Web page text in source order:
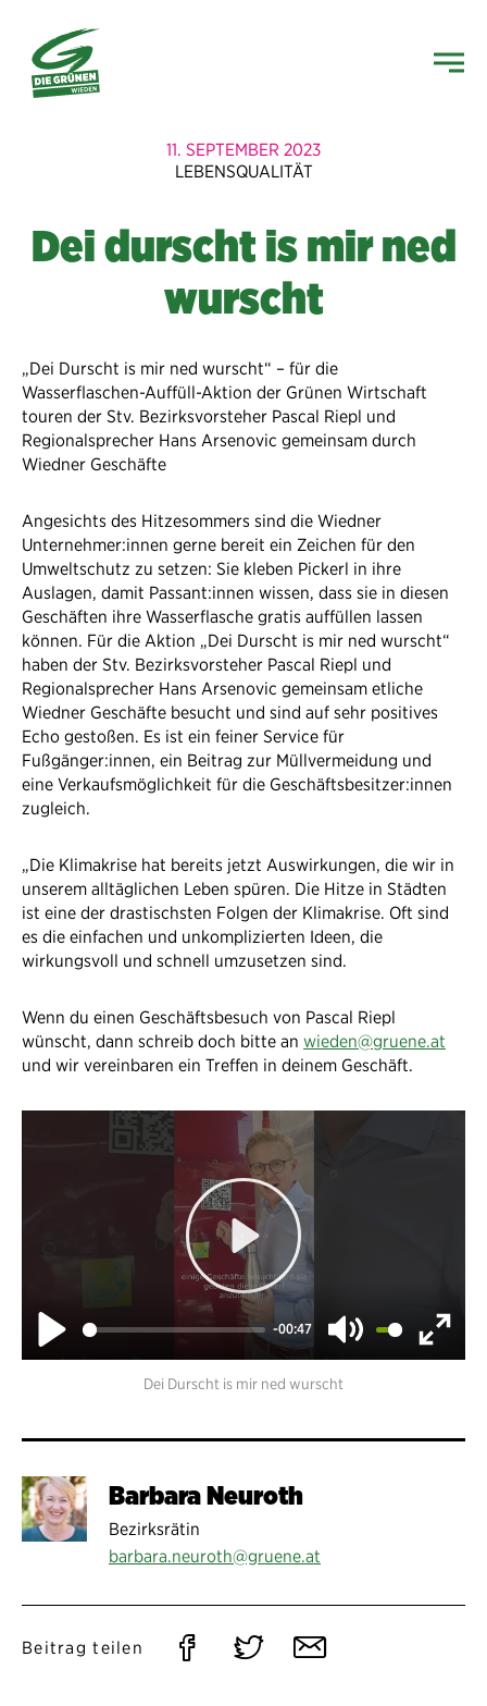
11. SEPTEMBER 2023
LEBENSQUALITÄT
Dei durscht is mir ned
wurscht
„Dei Durscht is mir ned wurscht“ – für die
Wasserflaschen-Auffüll-Aktion der Grünen Wirtschaft
touren der Stv. Bezirksvorsteher Pascal Riepl und
Regionalsprecher Hans Arsenovic gemeinsam durch
Wiedner Geschäfte
Angesichts des Hitzesommers sind die Wiedner
Unternehmer:innen gerne bereit ein Zeichen für den
Umweltschutz zu setzen: Sie kleben Pickerl in ihre
Auslagen, damit Passant:innen wissen, dass sie in diesen
Geschäften ihre Wasserflasche gratis auffüllen lassen
können. Für die Aktion „Dei Durscht is mir ned wurscht“
haben der Stv. Bezirksvorsteher Pascal Riepl und
Regionalsprecher Hans Arsenovic gemeinsam etliche
Wiedner Geschäfte besucht und sind auf sehr positives
Echo gestoßen. Es ist ein feiner Service für
Fußgänger:innen, ein Beitrag zur Müllvermeidung und
eine Verkaufsmöglichkeit für die Geschäftsbesitzer:innen
zugleich.
„Die Klimakrise hat bereits jetzt Auswirkungen, die wir in
unserem alltäglichen Leben spüren. Die Hitze in Städten
ist eine der drastischsten Folgen der Klimakrise. Oft sind
es die einfachen und unkomplizierten Ideen, die
wirkungsvoll und schnell umzusetzen sind.
Wenn du einen Geschäftsbesuch von Pascal Riepl
wünscht, dann schreib doch bitte an wieden@gruene.at
und wir vereinbaren ein Treffen in deinem Geschäft.
Play
-00:47
Mute
Enter
Play
Dei Durscht is mir ned wurscht
Barbara Neuroth
Bezirksrätin
barbara.neuroth@gruene.at
Beitrag teilen
Auf Auf Per